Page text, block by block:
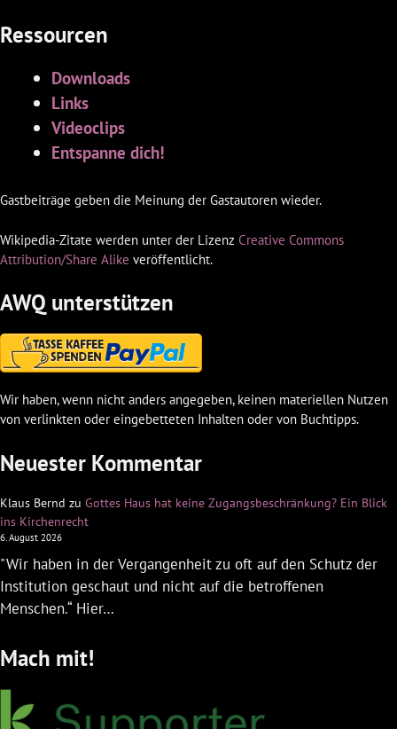
Ressourcen
Downloads
Links
Videoclips
Entspanne dich!
Gastbeiträge geben die Meinung der Gastautoren wieder.
Wikipedia-Zitate werden unter der Lizenz Creative Commons
Attribution/Share Alike veröffentlicht.
AWQ unterstützen
Wir haben, wenn nicht anders angegeben, keinen materiellen Nutzen
von verlinkten oder eingebetteten Inhalten oder von Buchtipps.
Neuester Kommentar
Klaus Bernd zu Gottes Haus hat keine Zugangsbeschränkung? Ein Blick
ins Kirchenrecht
6. August 2026
"Wir haben in der Vergangenheit zu oft auf den Schutz der
Institution geschaut und nicht auf die betroffenen
Menschen.“ Hier…
Mach mit!